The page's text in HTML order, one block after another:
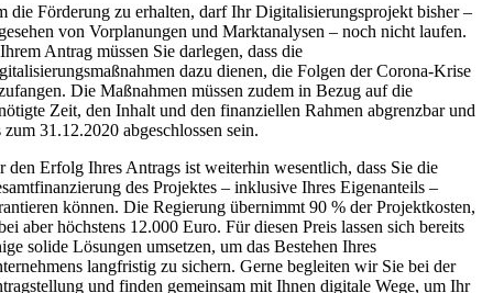
die Förderung zu erhalten, darf Ihr Digitalisierungsprojekt bisher –
von Vorplanungen und Marktanalysen – noch nicht laufen.
Antrag müssen Sie darlegen, dass die
dazu dienen, die Folgen der Corona-Krise
Die Maßnahmen müssen zudem in Bezug auf die
Zeit, den Inhalt und den finanziellen Rahmen abgrenzbar und
zum 31.12.2020 abgeschlossen sein.
den Erfolg Ihres Antrags ist weiterhin wesentlich, dass Sie die
des Projektes – inklusive Ihres Eigenanteils –
können. Die Regierung übernimmt 90 % der Projektkosten,
aber höchstens 12.000 Euro. Für diesen Preis lassen sich bereits
solide Lösungen umsetzen, um das Bestehen Ihres
langfristig zu sichern. Gerne begleiten wir Sie bei der
und finden gemeinsam mit Ihnen digitale Wege, um Ihr